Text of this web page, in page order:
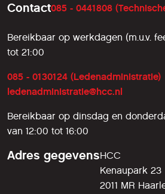
Contact085 - 0441808
Bereikbaar op werkdagen (m.u.v.
tot 21:00
085 - 0130124 (Ledenadministratie)
ledenadministratie@hcc.nl
Bereikbaar op dinsdag en
van 12:00 tot 16:00
Adres gegevensHCC
Kenaupark 23
2011 MR